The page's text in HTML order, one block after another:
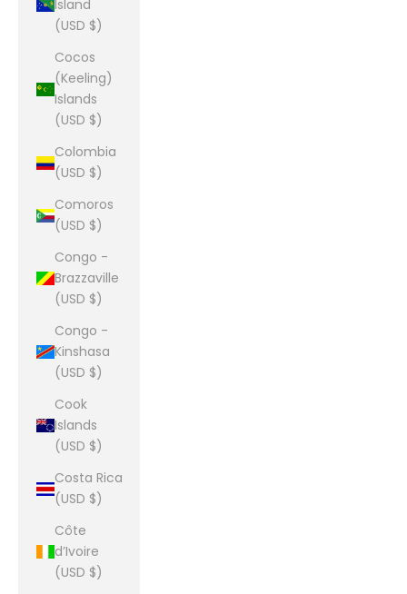
Island
(USD $)
Cocos
(Keeling)
Islands
(USD $)
Colombia
(USD $)
Comoros
(USD $)
Congo -
Brazzaville
(USD $)
Congo -
Kinshasa
(USD $)
Cook
Islands
(USD $)
Costa Rica
(USD $)
Côte
d’Ivoire
(USD $)